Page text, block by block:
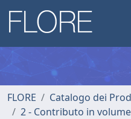
FLORE
Catalogo dei
2 - Contributo in volume